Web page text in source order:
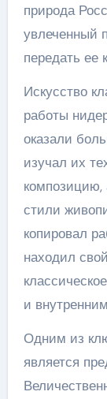
природа
увлеченный
передать ее
Искусство
работы
оказали
изучал их
композицию,
стили
копировал
находил
и
Одним из
является